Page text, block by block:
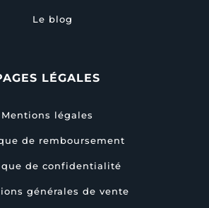
Le blog
LÉGALES
Mentions légales
de remboursement
de confidentialité
générales de vente